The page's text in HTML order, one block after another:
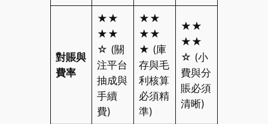
對賬與
費率
★★
★★
☆ (關
注平台
抽成與
手續
費)
★★
★★
★ (庫
存與毛
利核算
必須精
準)
★★
★★
☆ (小
費與分
賬必須
清晰)